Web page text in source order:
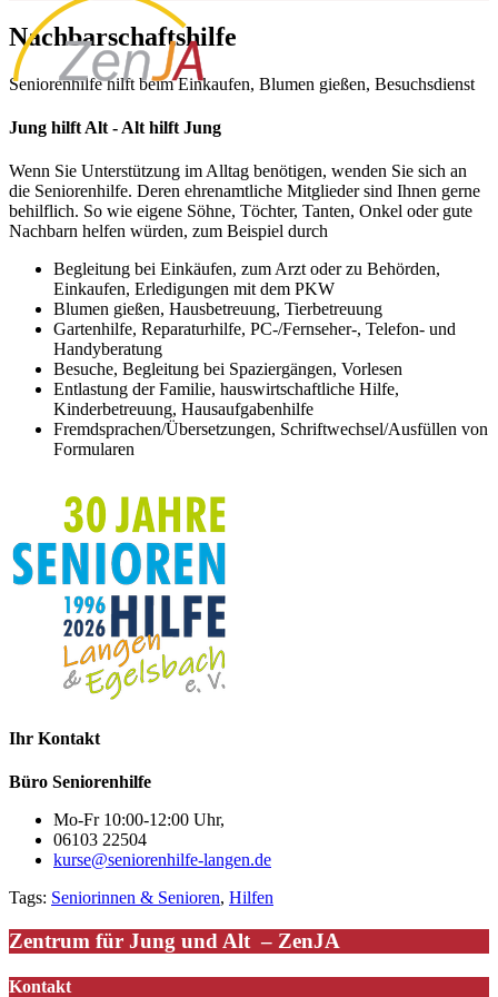
Nachbarschaftshilfe
Seniorenhilfe hilft beim Einkaufen, Blumen gießen, Besuchsdienst
Jung hilft Alt - Alt hilft Jung
Wenn Sie Unterstützung im Alltag benötigen, wenden Sie sich an
die Seniorenhilfe. Deren ehrenamtliche Mitglieder sind Ihnen gerne
behilflich. So wie eigene Söhne, Töchter, Tanten, Onkel oder gute
Nachbarn helfen würden, zum Beispiel durch
Begleitung bei Einkäufen, zum Arzt oder zu Behörden,
Einkaufen, Erledigungen mit dem PKW
Blumen gießen, Hausbetreuung, Tierbetreuung
Gartenhilfe, Reparaturhilfe, PC-/Fernseher-, Telefon- und
Handyberatung
Besuche, Begleitung bei Spaziergängen, Vorlesen
Entlastung der Familie, hauswirtschaftliche Hilfe,
Kinderbetreuung, Hausaufgabenhilfe
Fremdsprachen/Übersetzungen, Schriftwechsel/Ausfüllen von
Formularen
Ihr Kontakt
Büro Seniorenhilfe
Mo-Fr 10:00-12:00 Uhr,
06103 22504
kurse@seniorenhilfe-langen.de
Tags: Seniorinnen & Senioren, Hilfen
Zentrum für Jung und Alt – ZenJA
Kontakt